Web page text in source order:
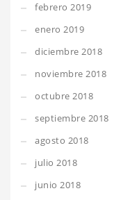
febrero 2019
enero 2019
diciembre 2018
noviembre 2018
octubre 2018
septiembre 2018
agosto 2018
julio 2018
junio 2018